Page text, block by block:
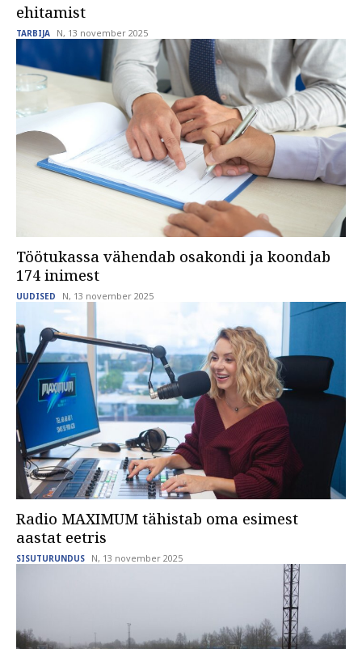
ehitamist
TARBIJA N, 13 november 2025
Töötukassa vähendab osakondi ja koondab
174 inimest
UUDISED N, 13 november 2025
Radio MAXIMUM tähistab oma esimest
aastat eetris
SISUTURUNDUS N, 13 november 2025